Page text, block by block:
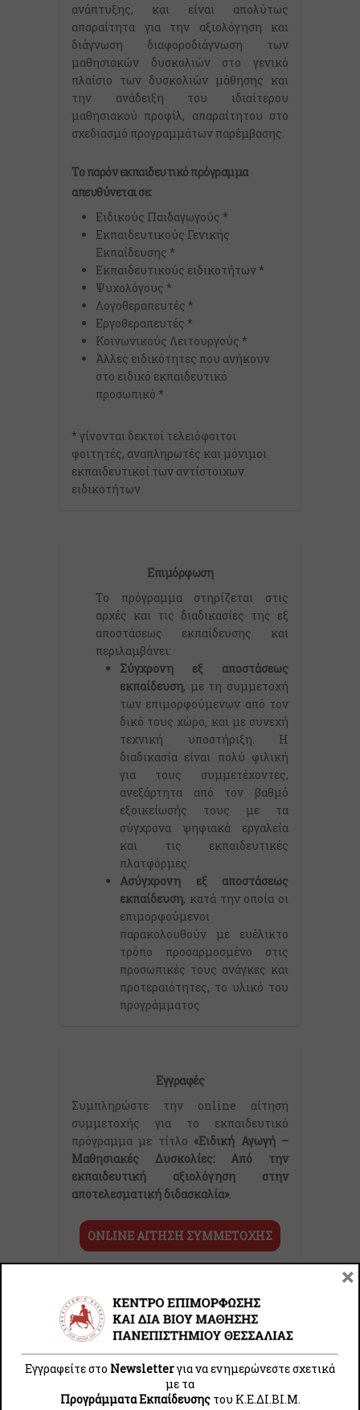
ανάπτυξης, και είναι απολύτως
απαραίτητα για την αξιολόγηση και
διάγνωση διαφοροδιάγνωση των
μαθησιακών δυσκολιών στο γενικό
πλαίσιο των δυσκολιών μάθησης και
την ανάδειξη του ιδιαίτερου
μαθησιακού προφίλ, απαραίτητου στο
σχεδιασμό προγραμμάτων παρέμβασης.
Το παρόν εκπαιδευτικό πρόγραμμα
απευθύνεται σε:
Ειδικούς Παιδαγωγούς *
Εκπαιδευτικούς Γενικής
Εκπαίδευσης *
Εκπαιδευτικούς ειδικοτήτων *
Ψυχολόγους *
Λογοθεραπευτές *
Εργοθεραπευτές *
Κοινωνικούς Λειτουργούς *
Άλλες ειδικότητες που ανήκουν
στο ειδικό εκπαιδευτικό
προσωπικό *
* γίνονται δεκτοί τελειόφοιτοι
φοιτητές, αναπληρωτές και μόνιμοι
εκπαιδευτικοί των αντίστοιχων
ειδικοτήτων
Επιμόρφωση
Το πρόγραμμα στηρίζεται στις
αρχές και τις διαδικασίες της εξ
αποστάσεως εκπαίδευσης και
περιλαμβάνει:
Σύγχρονη εξ αποστάσεως
εκπαίδευση, με τη συμμετοχή
των επιμορφούμενων από τον
δικό τους χώρο, και με συνεχή
τεχνική υποστήριξη. Η
διαδικασία είναι πολύ φιλική
για τους συμμετέχοντες,
ανεξάρτητα από τον βαθμό
εξοικείωσής τους με τα
σύγχρονα ψηφιακά εργαλεία
και τις εκπαιδευτικές
πλατφόρμες.
Ασύγχρονη εξ αποστάσεως
εκπαίδευση, κατά την οποία οι
επιμορφούμενοι
παρακολουθούν με ευέλικτο
τρόπο προσαρμοσμένο στις
προσωπικές τους ανάγκες και
προτεραιότητες, το υλικό του
προγράμματος
Εγγραφές
Συμπληρώστε την online αίτηση
συμμετοχής για το εκπαιδευτικό
πρόγραμμα με τίτλο«Ειδική Αγωγή –
Μαθησιακές Δυσκολίες: Από την
εκπαιδευτική αξιολόγηση στην
αποτελεσµατική διδασκαλία».
ONLINE ΑΙΤΗΣΗ ΣΥΜΜΕΤΟΧΗΣ
Έως 24 Νοεμβρίου 2025
Έναρξη Επιμόρφωσης
Νοέμβριος 2025
Λήξη Επιμόρφωσης
Αύγουστος 2026
Εγγραφείτε στο Newsletterγια να ενημερώνεστε σχετικά
με τα
Προγράμματα Εκπαίδευσηςτου Κ.E.ΔI.ΒI.Μ.
×